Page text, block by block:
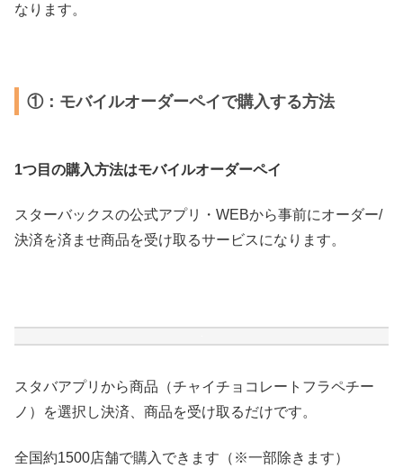
なります。
①：モバイルオーダーペイで購入する方法
1つ目の購入方法はモバイルオーダーペイ
スターバックスの公式アプリ・WEBから事前にオーダー/
決済を済ませ商品を受け取るサービスになります。
スタバアプリから商品（チャイチョコレートフラペチー
ノ）を選択し決済、商品を受け取るだけです。
全国約1500店舗で購入できます（※一部除きます）